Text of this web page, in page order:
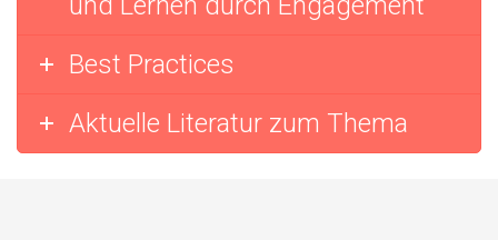
Best Practices
Aktuelle Literatur zum Thema